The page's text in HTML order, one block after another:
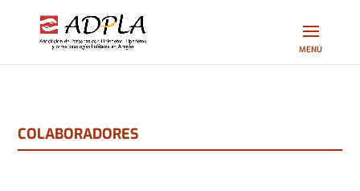
COLABORADORES